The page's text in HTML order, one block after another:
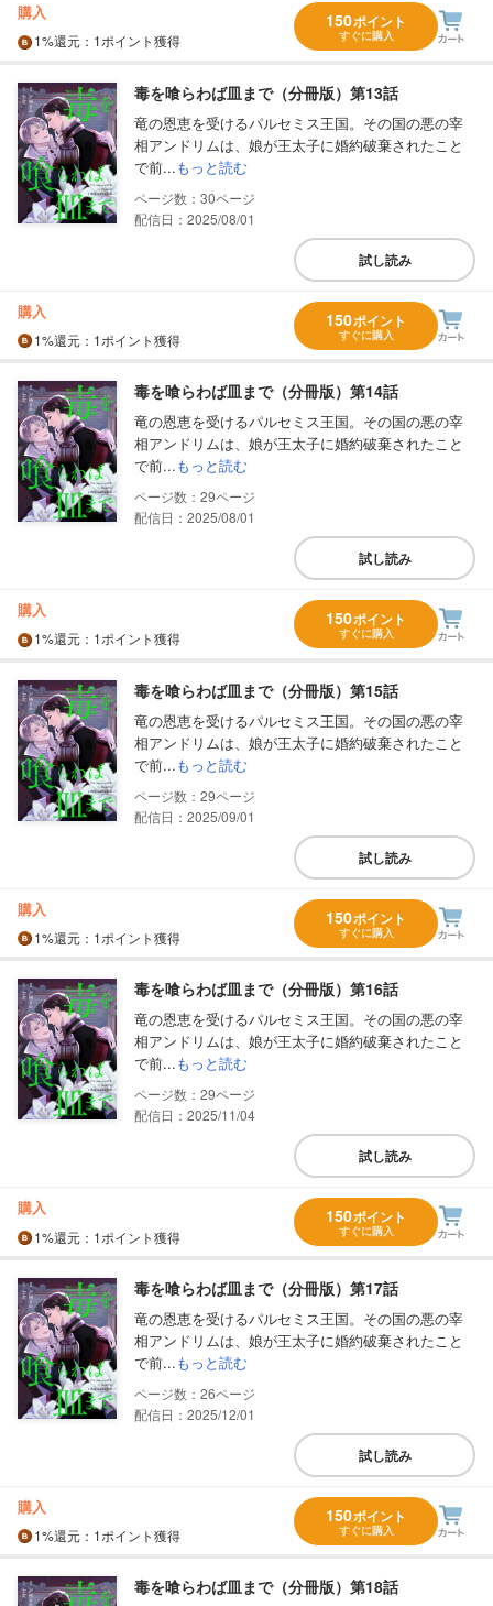
購入
1%還元 ：1ポイント獲得
150ポイント
すぐに購入
毒を喰らわば皿まで（分冊版）第13話
竜の恩恵を受けるパルセミス王国。その国の悪の宰
相アンドリムは、娘が王太子に婚約破棄されたこと
で前...もっと読む
30
配信日：2025/08/01
試し読み
購入
1%還元 ：1ポイント獲得
150ポイント
すぐに購入
毒を喰らわば皿まで（分冊版）第14話
竜の恩恵を受けるパルセミス王国。その国の悪の宰
相アンドリムは、娘が王太子に婚約破棄されたこと
で前...もっと読む
29
配信日：2025/08/01
試し読み
購入
1%還元 ：1ポイント獲得
150ポイント
すぐに購入
毒を喰らわば皿まで（分冊版）第15話
竜の恩恵を受けるパルセミス王国。その国の悪の宰
相アンドリムは、娘が王太子に婚約破棄されたこと
で前...もっと読む
29
配信日：2025/09/01
試し読み
購入
1%還元 ：1ポイント獲得
150ポイント
すぐに購入
毒を喰らわば皿まで（分冊版）第16話
竜の恩恵を受けるパルセミス王国。その国の悪の宰
相アンドリムは、娘が王太子に婚約破棄されたこと
で前...もっと読む
29
配信日：2025/11/04
試し読み
購入
1%還元 ：1ポイント獲得
150ポイント
すぐに購入
毒を喰らわば皿まで（分冊版）第17話
竜の恩恵を受けるパルセミス王国。その国の悪の宰
相アンドリムは、娘が王太子に婚約破棄されたこと
で前...もっと読む
26
配信日：2025/12/01
試し読み
購入
1%還元 ：1ポイント獲得
150ポイント
すぐに購入
毒を喰らわば皿まで（分冊版）第18話